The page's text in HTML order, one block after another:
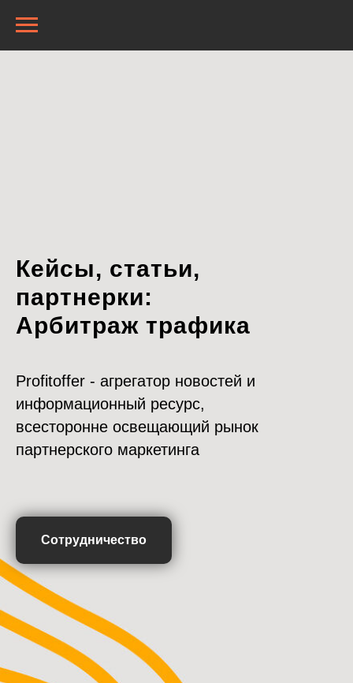
Кейсы, статьи,
партнерки:
Арбитраж трафика
Profitoffer - агрегатор новостей и
информационный ресурс,
всесторонне освещающий рынок
партнерского маркетинга
Сотрудничество